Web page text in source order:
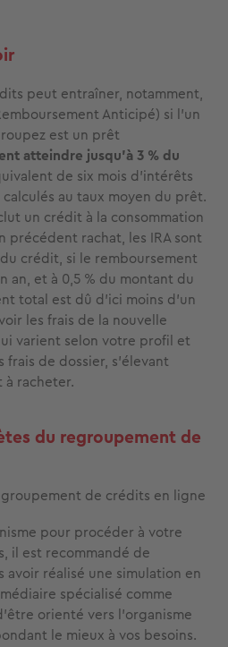
peut entraîner, notamment,
Anticipé) si l’un
est un prêt
atteindre jusqu’à 3 % du
de six mois d’intérêts
au taux moyen du prêt.
un crédit à la consommation
précédent rachat, les IRA sont
crédit, si le remboursement
an, et à 0,5 % du montant du
total est dû d’ici moins d’un
les frais de la nouvelle
varient selon votre profil et
de dossier, s’élevant
à racheter.
du regroupement de
de crédits en ligne
pour procéder à votre
il est recommandé de
avoir réalisé une simulation en
spécialisé comme
orienté vers l’organisme
le mieux à vos besoins.